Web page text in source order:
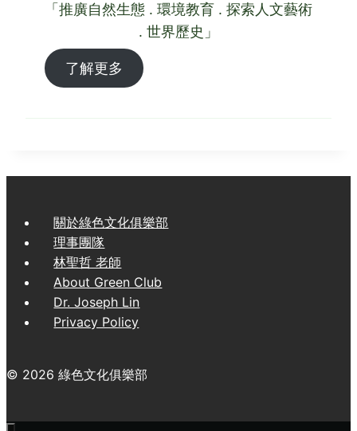
「推廣自然生態 . 環境教育 . 探索人文藝術
. 世界歷史」
了解更多
關於綠色文化俱樂部
理事團隊
林聖哲 老師
About Green Club
Dr. Joseph Lin
Privacy Policy
© 2026 綠色文化俱樂部